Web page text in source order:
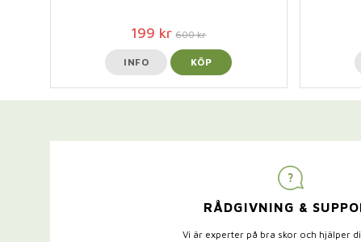
199 kr 600 kr
INFO KÖP
RÅDGIVNING &
Vi är experter på bra skor och hjälper